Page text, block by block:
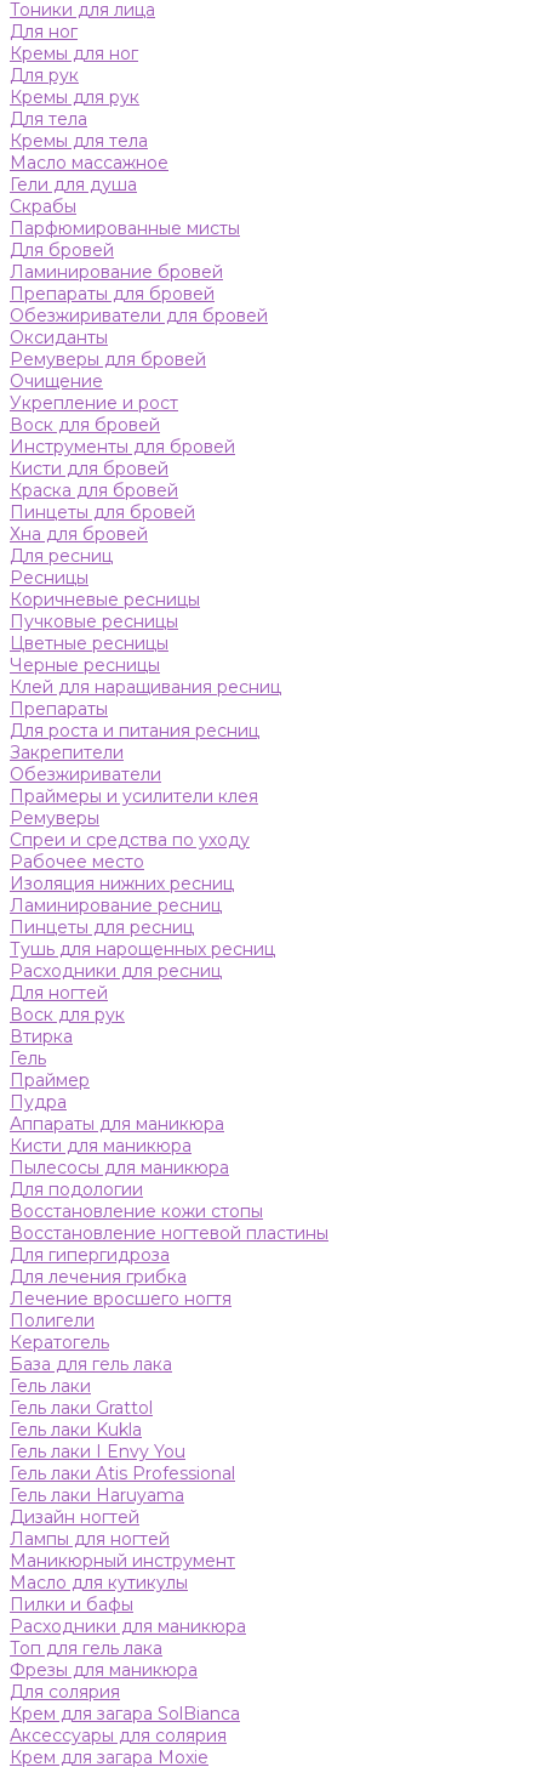
Тоники для лица
Для ног
Кремы для ног
Для рук
Кремы для рук
Для тела
Кремы для тела
Масло массажное
Гели для душа
Скрабы
Парфюмированные мисты
Для бровей
Ламинирование бровей
Препараты для бровей
Обезжириватели для бровей
Оксиданты
Ремуверы для бровей
Очищение
Укрепление и рост
Воск для бровей
Инструменты для бровей
Кисти для бровей
Краска для бровей
Пинцеты для бровей
Хна для бровей
Для ресниц
Ресницы
Коричневые ресницы
Пучковые ресницы
Цветные ресницы
Черные ресницы
Клей для наращивания ресниц
Препараты
Для роста и питания ресниц
Закрепители
Обезжириватели
Праймеры и усилители клея
Ремуверы
Спреи и средства по уходу
Рабочее место
Изоляция нижних ресниц
Ламинирование ресниц
Пинцеты для ресниц
Тушь для нарощенных ресниц
Расходники для ресниц
Для ногтей
Воск для рук
Втирка
Гель
Праймер
Пудра
Аппараты для маникюра
Кисти для маникюра
Пылесосы для маникюра
Для подологии
Восстановление кожи стопы
Восстановление ногтевой пластины
Для гипергидроза
Для лечения грибка
Лечение вросшего ногтя
Полигели
Кератогель
База для гель лака
Гель лаки
Гель лаки Grattol
Гель лаки Kukla
Гель лаки I Envy You
Гель лаки Atis Professional
Гель лаки Haruyama
Дизайн ногтей
Лампы для ногтей
Маникюрный инструмент
Масло для кутикулы
Пилки и бафы
Расходники для маникюра
Топ для гель лака
Фрезы для маникюра
Для солярия
Крем для загара SolBianca
Аксессуары для солярия
Крем для загара Moxie